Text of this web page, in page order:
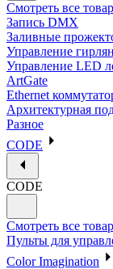
Смотреть все
Запись DMX
Заливные
Управление
Управление LED
ArtGate
Ethernet
Архитектурная
Разное
CODE
CODE
Смотреть все
Пульты для
Color Imagination